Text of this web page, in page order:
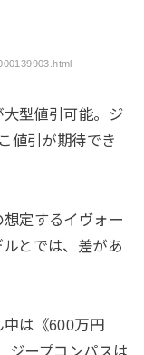
型値引可能。ジ
値引が期待でき
定するイヴォー
とでは、差があ
中は《600万円
ジープコンパスは